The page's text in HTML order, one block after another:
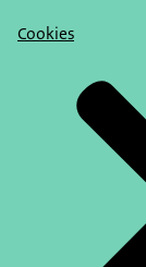
Cookies